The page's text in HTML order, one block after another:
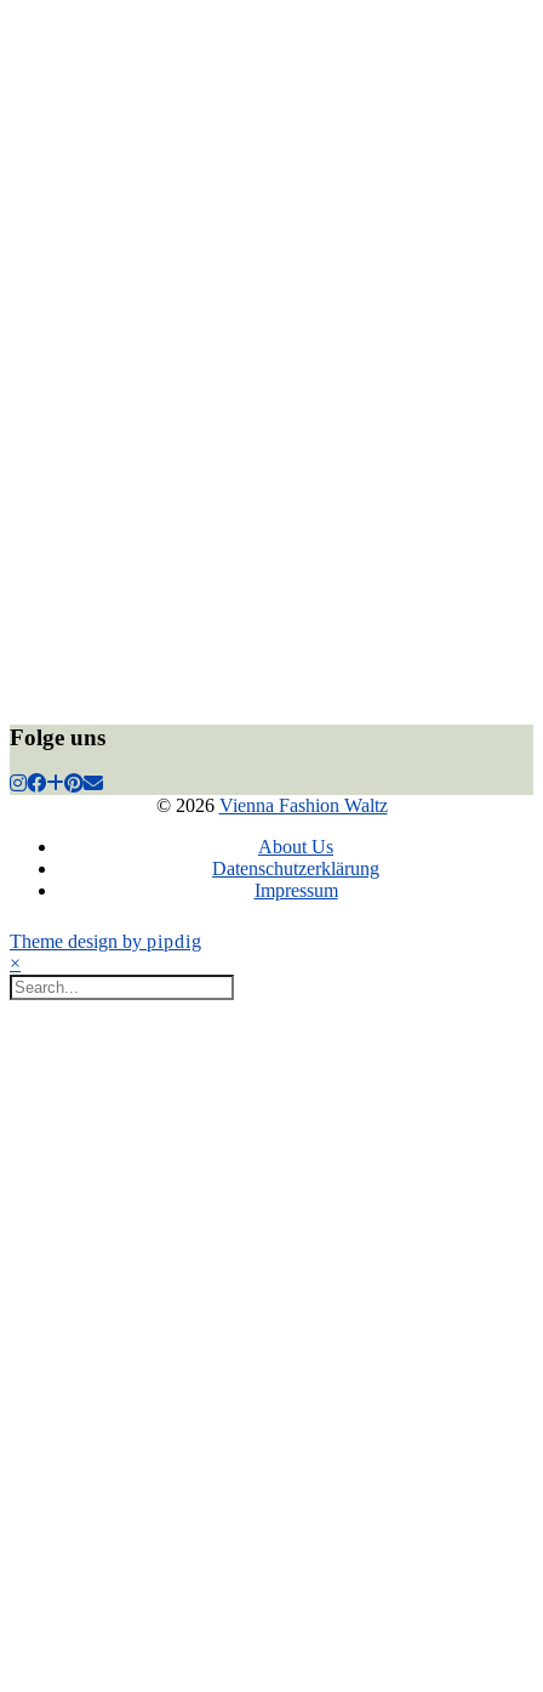
Folge uns
© 2026 Vienna Fashion Waltz
About Us
Datenschutzerklärung
Impressum
Theme design by pipdig
×